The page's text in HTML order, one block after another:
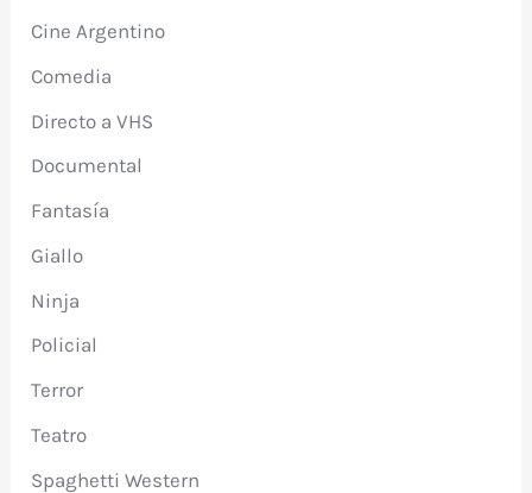
Cine Argentino
Comedia
Directo a VHS
Documental
Fantasía
Giallo
Ninja
Policial
Terror
Teatro
Spaghetti Western